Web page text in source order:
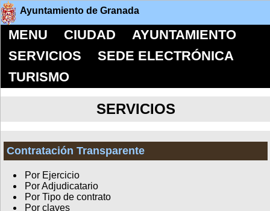
Ayuntamiento de Granada
MENU CIUDAD
AYUNTAMIENTO
SERVICIOS
SEDE ELECTRÓNICA
TURISMO
SERVICIOS
Contratación Transparente
Por Ejercicio
Por Adjudicatario
Por Tipo de contrato
Por claves